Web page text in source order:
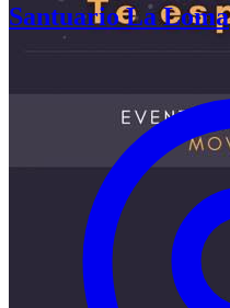
Santuario La Loma